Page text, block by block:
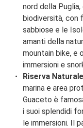
nord della
biodiversità, con
sabbiose e le
amanti della
mountain bike, e
immersioni e
Riserva
marina e area
Guaceto è
i suoi splendidi
le immersioni. Il